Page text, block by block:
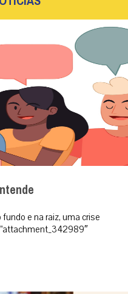
e na raiz, uma crise